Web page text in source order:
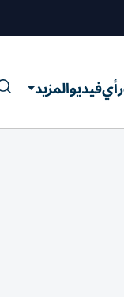
رأيفيديوالمزيد